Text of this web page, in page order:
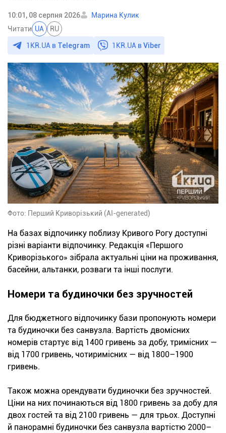
10:01, 08 серпня 2026
Марина Кулик
Читати UA RU
1KR.UA в Telegram 1KR.UA вViber
Фото: Перший Криворізький (AI-generated)
На базах відпочинку поблизу Кривого Рогу доступні
різні варіанти відпочинку. Редакція «Першого
Криворізького» зібрала актуальні ціни на проживання,
басейни, альтанки, розваги та інші послуги.
Номери та будиночки без зручностей
Для бюджетного відпочинку бази пропонують номери
та будиночки без санвузла. Вартість двомісних
номерів стартує від 1400 гривень за добу, тримісних —
від 1700 гривень, чотиримісних — від 1800–1900
гривень.
Також можна орендувати будиночки без зручностей.
Ціни на них починаються від 1800 гривень за добу для
двох гостей та від 2100 гривень — для трьох. Доступні
й панорамні будиночки без санвузла вартістю 2000–